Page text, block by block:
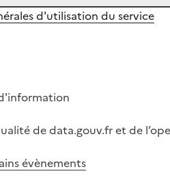
d'utilisation du service
de data.gouv.fr et de
évènements